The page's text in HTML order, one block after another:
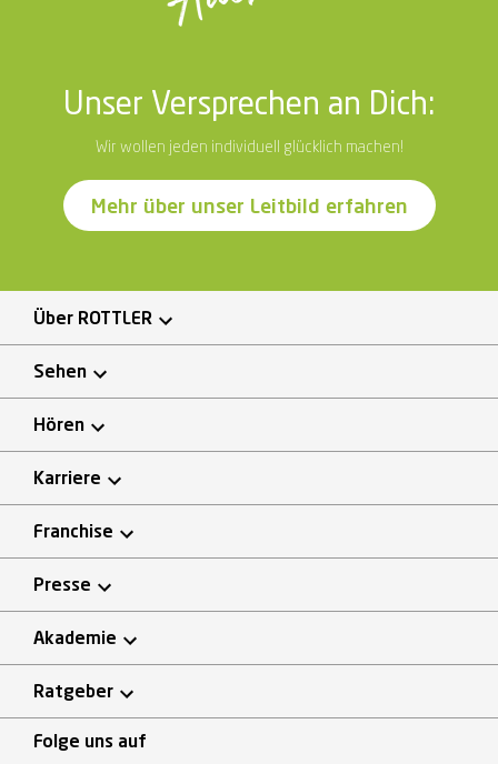
Unser Versprechen an Dich:
Wir wollen jeden individuell glücklich machen!
Mehr über unser Leitbild erfahren
Über ROTTLER
Sehen
Hören
Karriere
Franchise
Presse
Akademie
Ratgeber
Folge uns auf